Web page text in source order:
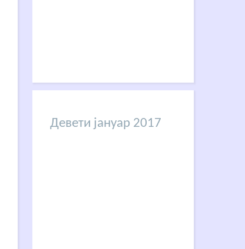
Девети јануар 2017